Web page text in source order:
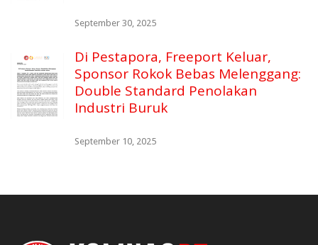
September 30, 2025
Di Pestapora, Freeport Keluar,
Sponsor Rokok Bebas Melenggang:
Double Standard Penolakan
Industri Buruk
September 10, 2025